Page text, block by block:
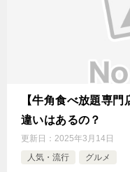
【牛角食べ放題専
違いはあるの？
更新日： 2025年3月14日
人気・流行
グルメ